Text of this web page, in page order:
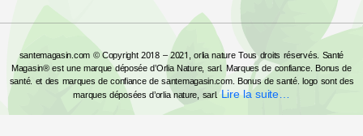
santemagasin.com © Copyright 2018 – 2021, orlia nature Tous droits réservés. Santé
Magasin® est une marque déposée d’Orlia Nature, sarl. Marques de confiance. Bonus de
santé. et des marques de confiance de santemagasin.com. Bonus de santé. logo sont des
marques déposées d’orlia nature, sarl.Lire la suite…